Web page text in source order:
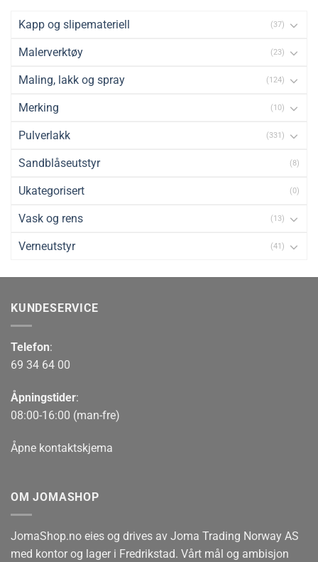
Kapp og slipemateriell (37)
Malerverktøy (23)
Maling, lakk og spray (124)
Merking (10)
Pulverlakk (331)
Sandblåseutstyr (8)
Ukategorisert (0)
Vask og rens (13)
Verneutstyr (41)
KUNDESERVICE
Telefon:
69 34 64 00
Åpningstider:
08:00-16:00 (man-fre)
Åpne kontaktskjema
OM JOMASHOP
JomaShop.no eies og drives av Joma Trading Norway AS
med kontor og lager i Fredrikstad. Vårt mål og ambisjon